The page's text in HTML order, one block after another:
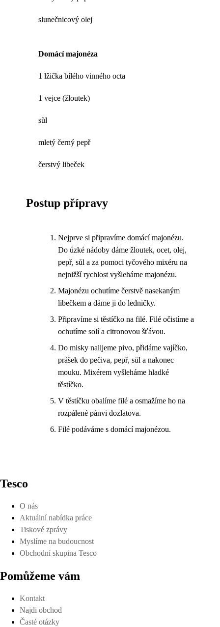
slunečnicový olej
Domácí majonéza
1 lžička bílého vinného octa
1 vejce (žloutek)
sůl
mletý černý pepř
čerstvý libeček
Postup přípravy
Nejprve si připravíme domácí majonézu.
Do úzké nádoby dáme žloutek, ocet, olej,
pepř, sůl a za pomoci tyčového mixéru na
nejnižší rychlost vyšleháme majonézu.
Majonézu ochutíme čerstvě nasekaným
libečkem a dáme ji do ledničky.
Připravíme si těstíčko na filé. Filé očistíme a
ochutíme solí a citronovou šťávou.
Do misky nalijeme pivo, přidáme vajíčko,
prášek do pečiva, pepř, sůl a nakonec
mouku. Mixérem vyšleháme hladké
těstíčko.
V těstíčku obalíme filé a osmažíme ho na
rozpálené pánvi dozlatova.
Filé podáváme s domácí majonézou.
Tesco
O nás
Aktuální nabídka práce
Tiskové zprávy
Myslíme na budoucnost
Obchodní skupina Tesco
Pomůžeme vám
Kontakt
Najdi obchod
Časté otázky